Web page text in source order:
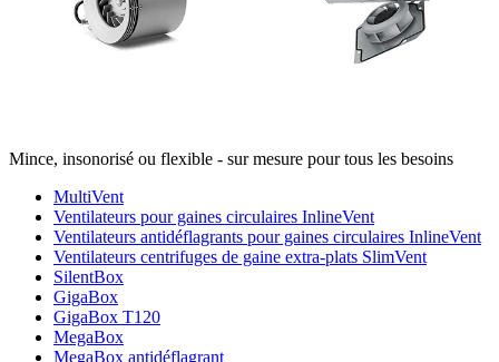
Mince, insonorisé ou flexible - sur mesure pour tous les besoins
MultiVent
Ventilateurs pour gaines circulaires InlineVent
Ventilateurs antidéflagrants pour gaines circulaires InlineVent
Ventilateurs centrifuges de gaine extra-plats SlimVent
SilentBox
GigaBox
GigaBox T120
MegaBox
MegaBox antidéflagrant